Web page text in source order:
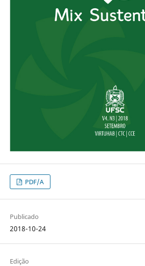
PDF/A
Publicado
2018-10-24
Edição